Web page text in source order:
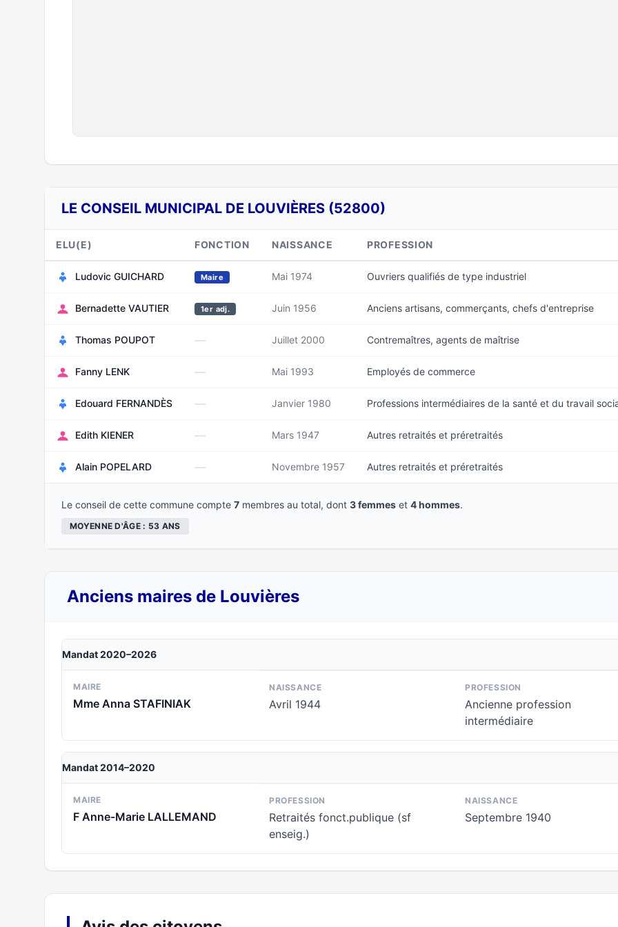
LE CONSEIL MUNICIPAL DE LOUVIÈRES (52800)
ELU(E) FONCTION NAISSANCE PROFESSION
Ludovic GUICHARD Maire Mai 1974 Ouvriers qualifiés de type industriel
Bernadette VAUTIER 1er adj. Juin 1956 Anciens artisans, commerçants, chefs d'entreprise
Thomas POUPOT — Juillet 2000 Contremaîtres, agents de maîtrise
Fanny LENK — Mai 1993 Employés de commerce
Edouard FERNANDÈS — Janvier 1980 Professions intermédiaires de la santé et du travail
Edith KIENER — Mars 1947 Autres retraités et préretraités
Alain POPELARD — Novembre 1957 Autres retraités et préretraités
Le conseil de cette commune compte 7 membres au total, dont 3 femmes et 4 hommes.
MOYENNE D'ÂGE : 53 ANS
Anciens maires de Louvières
Mandat 2020–2026
MAIRE
Mme Anna STAFINIAK
NAISSANCE
Avril 1944
PROFESSION
Ancienne profession
intermédiaire
Mandat 2014–2020
MAIRE
F Anne-Marie LALLEMAND
PROFESSION
Retraités fonct.publique (sf
enseig.)
NAISSANCE
Septembre 1940